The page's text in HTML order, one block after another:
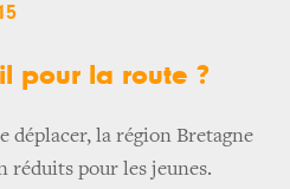
pour la route ?
déplacer, la région Bretagne
réduits pour les jeunes.